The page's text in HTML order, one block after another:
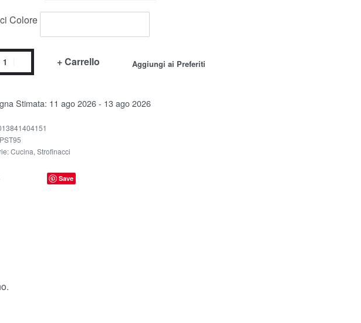
Colore
+ Carrello Aggiungi ai Preferiti
Stimata: 11 ago 2026 - 13 ago 2026
Cucina,Strofinacci
Save